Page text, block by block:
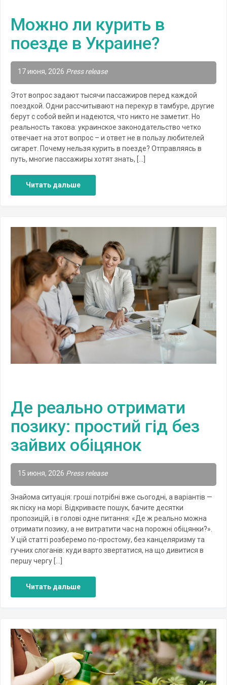
Можно ли курить в
поезде в Украине?
17 июня, 2026 Press release
Этот вопрос задают тысячи пассажиров перед каждой
поездкой. Одни рассчитывают на перекур в тамбуре, другие
берут с собой вейп и надеются, что никто не заметит. Но
реальность такова: украинское законодательство четко
отвечает на этот вопрос – и ответ не в пользу любителей
сигарет. Почему нельзя курить в поезде? Отправляясь в
путь, многие пассажиры хотят знать, […]
Читать дальше
Де реально отримати
позику: простий гід без
зайвих обіцянок
15 июня, 2026 Press release
Знайома ситуація: гроші потрібні вже сьогодні, а варіантів —
як піску на морі. Відкриваєте пошук, бачите десятки
пропозицій, і в голові одне питання: «Де ж реально можна
отримати позику, а не витратити час на порожні обіцянки?».
У цій статті розберемо по-простому, без канцеляризму та
гучних слоганів: куди варто звертатися, на що дивитися в
першу чергу […]
Читать дальше